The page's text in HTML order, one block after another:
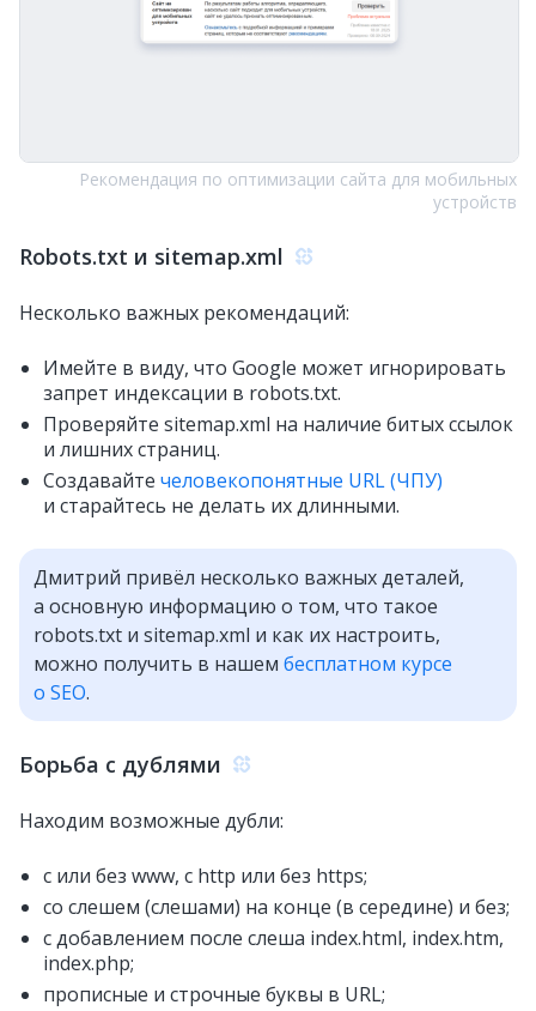
Рекомендация по оптимизации сайта для мобильных
устройств
Robots.txt и sitemap.xml
Несколько важных рекомендаций:
Имейте в виду, что Google может игнорировать
запрет индексации в robots.txt.
Проверяйте sitemap.xml на наличие битых ссылок
и лишних страниц.
Создавайте человекопонятные URL (ЧПУ)
и старайтесь не делать их длинными.
Дмитрий привёл несколько важных деталей,
а основную информацию о том, что такое
robots.txt и sitemap.xml и как их настроить,
можно получить в нашем бесплатном курсе
о SEO.
Борьба с дублями
Находим возможные дубли:
с или без www, с http или без https;
со слешем (слешами) на конце (в середине) и без;
с добавлением после слеша index.html, index.htm,
index.php;
прописные и строчные буквы в URL;